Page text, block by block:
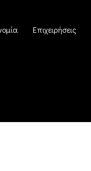
Επιχειρήσεις